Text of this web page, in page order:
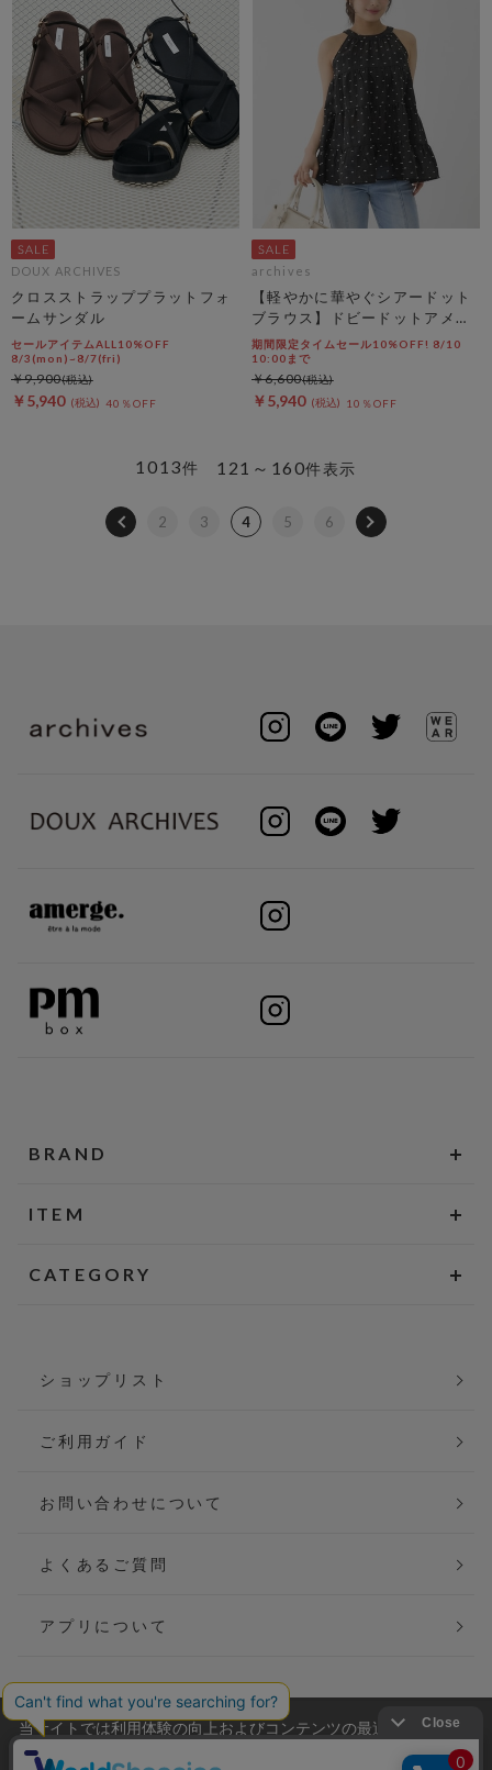
DOUX ARCHIVES
クロスストラッププラットフォ
ームサンダル
セールアイテムALL10%OFF
8/3(mon)~8/7(fri)
￥5,940 40％OFF
￥9,900
archives
【軽やかに華やぐシアードット
ブラウス】ドビードットアメス
リティアードブラウス
期間限定タイムセール10%OFF! 8/10
10:00まで
￥5,940 10％OFF
￥6,600
121～160件表示
1013件
2 3 4 5 6
BRAND
ITEM
CATEGORY
ショップリスト
ご利用ガイド
お問い合わせについて
よくあるご質問
アプリについて
会社概要
当サイトでは利用体験の向上およびコンテンツの最適な提供、ト
ラフィックの分析を目的としてCookieを使用しています。